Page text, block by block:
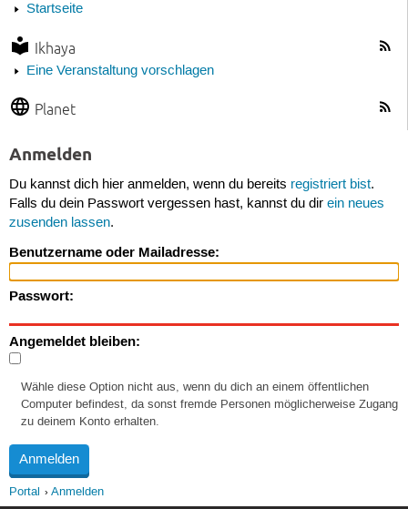
Startseite
Ikhaya
Eine Veranstaltung vorschlagen
Planet
Anmelden
Du kannst dich hier anmelden, wenn du bereits registriert bist.
Falls du dein Passwort vergessen hast, kannst du dir ein neues
zusenden lassen.
Benutzername oder Mailadresse:
Passwort:
Angemeldet bleiben:
Wähle diese Option nicht aus, wenn du dich an einem öffentlichen
Computer befindest, da sonst fremde Personen möglicherweise Zugang
zu deinem Konto erhalten.
Portal Anmelden